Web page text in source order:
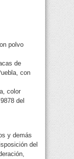
polvo
de
con
color
del
y demás
del